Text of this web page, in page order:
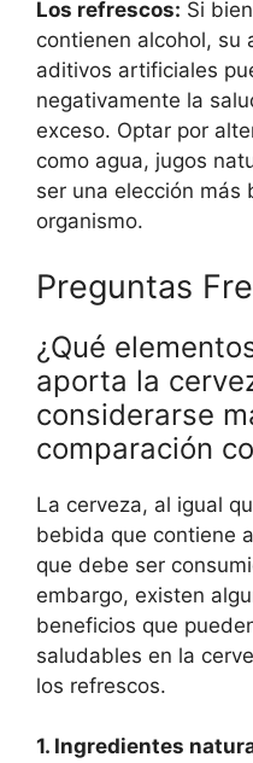
Los refrescos: Si
contienen alcohol, su
aditivos artificiales
negativamente la
exceso. Optar por
como agua, jugos
ser una elección más
organismo.
Preguntas
¿Qué
aporta la
considerarse
comparación
La cerveza, al igual
bebida que contiene
que debe ser
embargo, existen
beneficios que
saludables en la
los refrescos.
1. Ingredientes